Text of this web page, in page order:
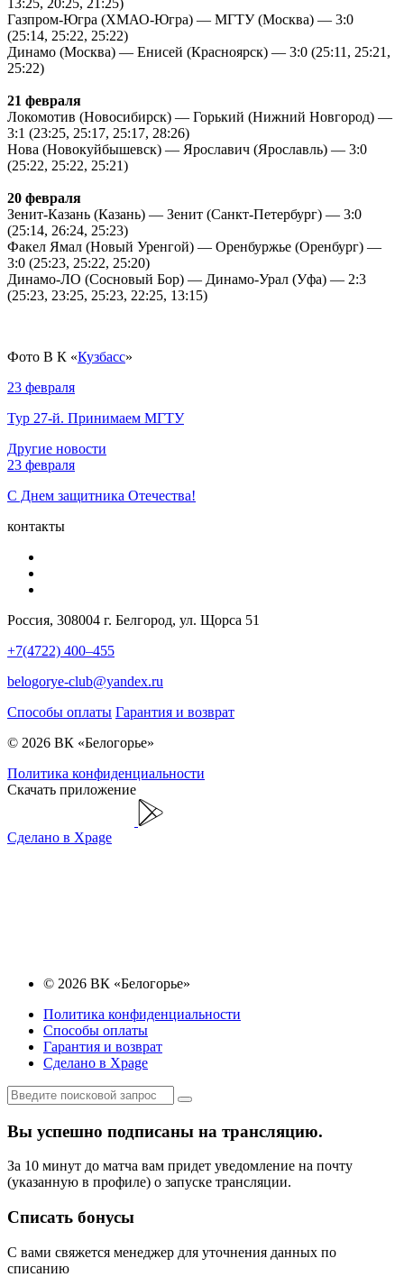
Газпром-Югра (ХМАО-Югра) — МГТУ (Москва) — 3:0
(25:14, 25:22, 25:22)
Динамо (Москва) — Енисей (Красноярск) — 3:0 (25:11, 25:21,
25:22)
21 февраля
Локомотив (Новосибирск) — Горький (Нижний Новгород) —
3:1 (23:25, 25:17, 25:17, 28:26)
Нова (Новокуйбышевск) — Ярославич (Ярославль) — 3:0
(25:22, 25:22, 25:21)
20 февраля
Зенит-Казань (Казань) — Зенит (Санкт-Петербург) — 3:0
(25:14, 26:24, 25:23)
Факел Ямал (Новый Уренгой) — Оренбуржье (Оренбург) —
3:0 (25:23, 25:22, 25:20)
Динамо-ЛО (Сосновый Бор) — Динамо-Урал (Уфа) — 2:3
(25:23, 23:25, 25:23, 22:25, 13:15)
Фото В К «Кузбасс»
23 февраля
Тур 27-й. Принимаем МГТУ
Другие новости
23 февраля
С Днем защитника Отечества!
контакты
Россия, 308004 г. Белгород, ул. Щорса 51
+7(4722) 400–455
belogorye-club@yandex.ru
Способы оплаты Гарантия и возврат
© 2026 ВК «Белогорье»
Политика конфиденциальности
Скачать приложение
Сделано в Xpage
© 2026 ВК «Белогорье»
Политика конфиденциальности
Способы оплаты
Гарантия и возврат
Сделано в Xpage
Вы успешно подписаны на трансляцию.
За 10 минут до матча вам придет уведомление на почту
(указанную в профиле) о запуске трансляции.
Списать бонусы
С вами свяжется менеджер для уточнения данных по
списанию